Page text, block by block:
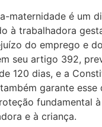
maternidade é um
à trabalhadora
do emprego e
seu artigo 392,
120 dias, e a
garante esse
fundamental à
e à criança.